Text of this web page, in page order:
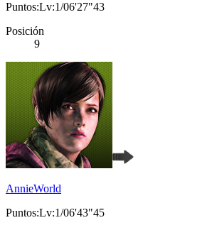
Puntos:Lv:1/06'27"43
Posición
9
AnnieWorld
Puntos:Lv:1/06'43"45